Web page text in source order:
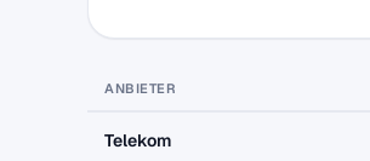
ANBIETER
Telekom